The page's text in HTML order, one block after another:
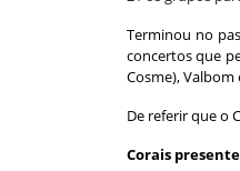
Terminou no
concertos que
Cosme),
De referir que o
Corais